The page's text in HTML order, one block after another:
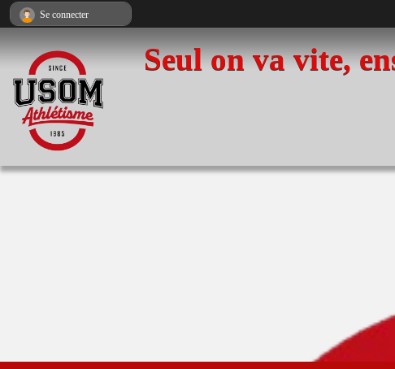
Seul on va vite,
Se connecter
Panneau de gestion des cookies